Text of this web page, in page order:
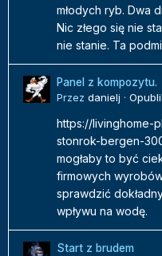
młodych ryb. Dwa
Nic złego się nie
nie stanie. Ta
Panel z kompozytu.
Przez danielj ·
https://livinghome-
stonrok-bergen-
mogłaby to być
firmowych
sprawdzić
wpływu na wodę.
Start z brudem